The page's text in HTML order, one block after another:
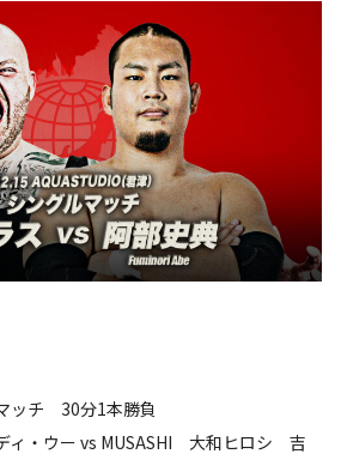
チ 30分1本勝負
ィ・ウー vs MUSASHI 大和ヒロシ 吉